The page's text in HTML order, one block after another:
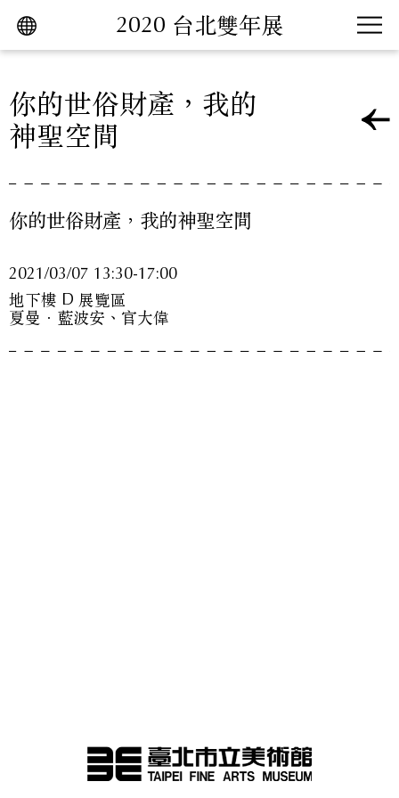
跳到主要內容區塊
2020 台北雙年展
你的世俗財產，我的
神聖空間
2021/03/07 13:30-17:00
地下樓 D 展覽區
夏曼．藍波安、官大偉
你的世俗財產，我的神聖空間